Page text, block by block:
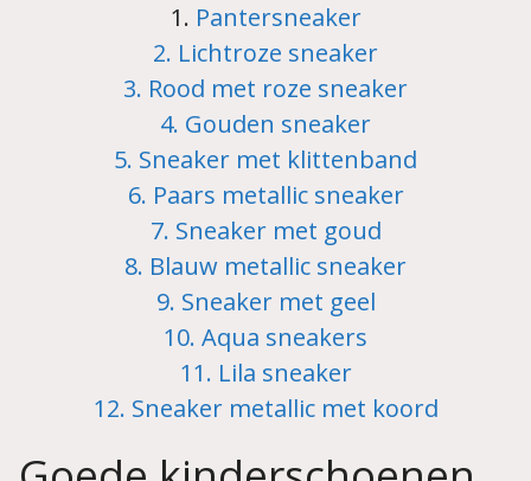
1. Pantersneaker
2. Lichtroze sneaker
3. Rood met roze sneaker
4. Gouden sneaker
5. Sneaker met klittenband
6. Paars metallic sneaker
7. Sneaker met goud
8. Blauw metallic sneaker
9. Sneaker met geel
10. Aqua sneakers
11. Lila sneaker
12. Sneaker metallic met koord